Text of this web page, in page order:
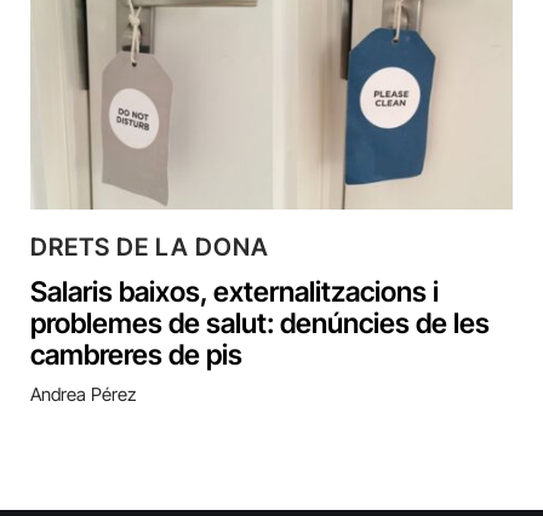
DRETS DE LA DONA
Salaris baixos, externalitzacions i
problemes de salut: denúncies de les
cambreres de pis
Andrea Pérez